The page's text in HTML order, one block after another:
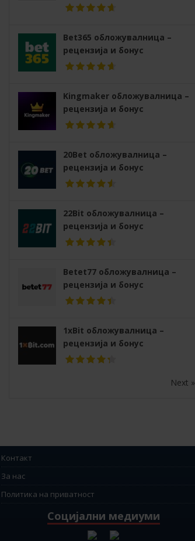
Bet365 обложувалница –
рецензија и бонус
Kingmaker обложувалница –
рецензија и бонус
20Bet обложувалница –
рецензија и бонус
22Bit обложувалница –
рецензија и бонус
Betet77 обложувалница –
рецензија и бонус
1xBit обложувалница –
рецензија и бонус
Next »
Контакт
За нас
Политика на приватност
Социјални медиуми